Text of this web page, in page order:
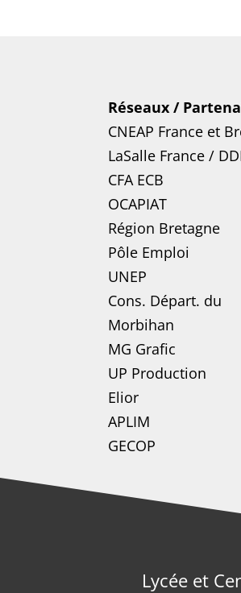
Réseaux /
CNEAP France et
LaSalle France /
CFA ECB
OCAPIAT
Région Bretagne
Pôle Emploi
UNEP
Cons. Départ. du
Morbihan
MG Grafic
UP Production
Elior
APLIM
GECOP
Lycée et